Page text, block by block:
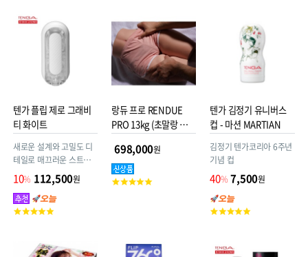
점
텐가 플립 제로 그래비
티 화이트
새로운 설계와 고밀도 디
테일로 매끄러운 스트로
크를 실현
10% 112,500원
고
랑듀 프로 RENDUE
PRO 13kg (초말랑 백금
+허벅지겔)
698,000원
고
텐가 김정기 유니버스
컵 - 마션 MARTIAN
김정기 텐가코리아 6주년
기념 컵
40% 7,500원
고
점